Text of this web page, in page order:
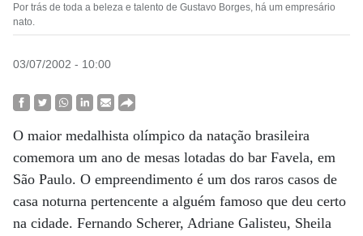
Por trás de toda a beleza e talento de Gustavo Borges, há um empresário
nato.
03/07/2002 - 10:00
O maior medalhista olímpico da natação brasileira
comemora um ano de mesas lotadas do bar Favela, em
São Paulo. O empreendimento é um dos raros casos de
casa noturna pertencente a alguém famoso que deu certo
na cidade. Fernando Scherer, Adriane Galisteu, Sheila